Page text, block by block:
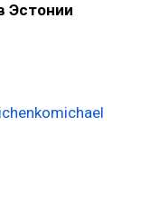
Эстонии